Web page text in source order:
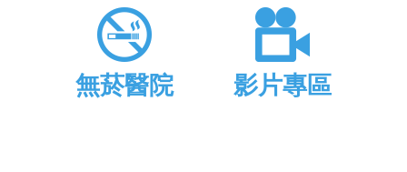
無菸醫院 影片專區